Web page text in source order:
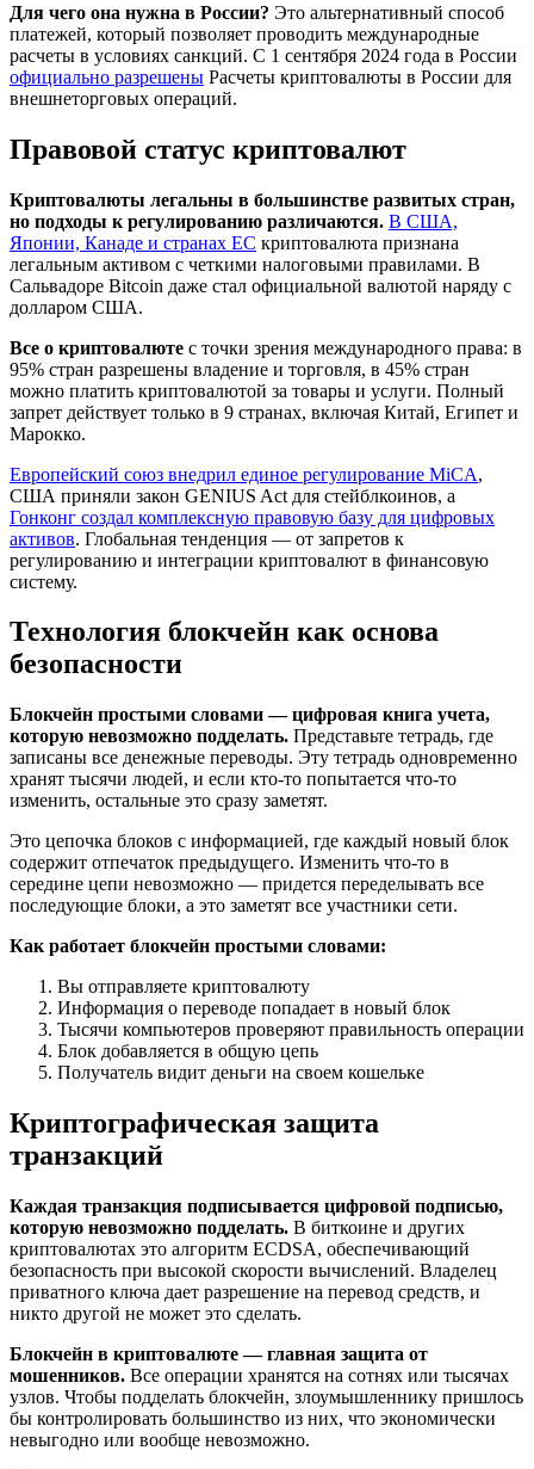
Для чего она нужна в России? Это альтернативный способ
платежей, который позволяет проводить международные
расчеты в условиях санкций. С 1 сентября 2024 года в России
официально разрешены Расчеты криптовалюты в России для
внешнеторговых операций.
Правовой статус криптовалют
Криптовалюты легальны в большинстве развитых стран,
но подходы к регулированию различаются. В США,
Японии, Канаде и странах ЕС криптовалюта признана
легальным активом с четкими налоговыми правилами. В
Сальвадоре Bitcoin даже стал официальной валютой наряду с
долларом США.
Все о криптовалюте с точки зрения международного права: в
95% стран разрешены владение и торговля, в 45% стран
можно платить криптовалютой за товары и услуги. Полный
запрет действует только в 9 странах, включая Китай, Египет и
Марокко.
Европейский союз внедрил единое регулирование MiCA,
США приняли закон GENIUS Act для стейблкоинов, а
Гонконг создал комплексную правовую базу для цифровых
активов. Глобальная тенденция — от запретов к
регулированию и интеграции криптовалют в финансовую
систему.
Технология блокчейн как основа
безопасности
Блокчейн простыми словами — цифровая книга учета,
которую невозможно подделать. Представьте тетрадь, где
записаны все денежные переводы. Эту тетрадь одновременно
хранят тысячи людей, и если кто-то попытается что-то
изменить, остальные это сразу заметят.
Это цепочка блоков с информацией, где каждый новый блок
содержит отпечаток предыдущего. Изменить что-то в
середине цепи невозможно — придется переделывать все
последующие блоки, а это заметят все участники сети.
Как работает блокчейн простыми словами:
Вы отправляете криптовалюту
Информация о переводе попадает в новый блок
Тысячи компьютеров проверяют правильность операции
Блок добавляется в общую цепь
Получатель видит деньги на своем кошельке
Криптографическая защита
транзакций
Каждая транзакция подписывается цифровой подписью,
которую невозможно подделать. В биткоине и других
криптовалютах это алгоритм ECDSA, обеспечивающий
безопасность при высокой скорости вычислений. Владелец
приватного ключа дает разрешение на перевод средств, и
никто другой не может это сделать.
Блокчейн в криптовалюте — главная защита от
мошенников. Все операции хранятся на сотнях или тысячах
узлов. Чтобы подделать блокчейн, злоумышленнику пришлось
бы контролировать большинство из них, что экономически
невыгодно или вообще невозможно.